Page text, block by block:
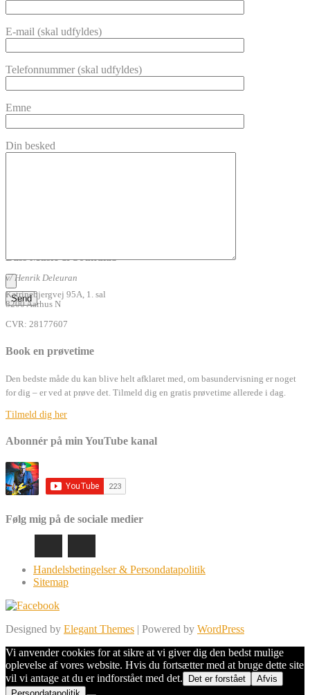
E-mail (skal udfyldes)
Telefonnummer (skal udfyldes)
Emne
Din besked
Bass Music & Soundlab
v/ Henrik Deleuran
Katrinebjergvej 95A, 1. sal
8200 Aarhus N
CVR: 28177607
Book en prøvetime
Den bedste måde du kan blive helt afklaret med, om basundervisning er noget
for dig – er ved at prøve det. Tilmeld dig en gratis prøvetime allerede i dag.
Tilmeld dig her
Abonnér på min YouTube kanal
Følg mig på de sociale medier
Handelsbetingelser & Persondatapolitik
Sitemap
Designed by Elegant Themes | Powered by WordPress
Vi anvender cookies for at sikre at vi giver dig den bedst mulige
oplevelse af vores website. Hvis du fortsætter med at bruge dette site
vil vi antage at du er indforstået med det.
Det er forstået
Afvis